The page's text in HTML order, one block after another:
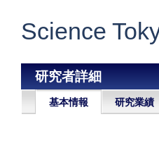
Science
研究者詳細
基本情報 研究業績